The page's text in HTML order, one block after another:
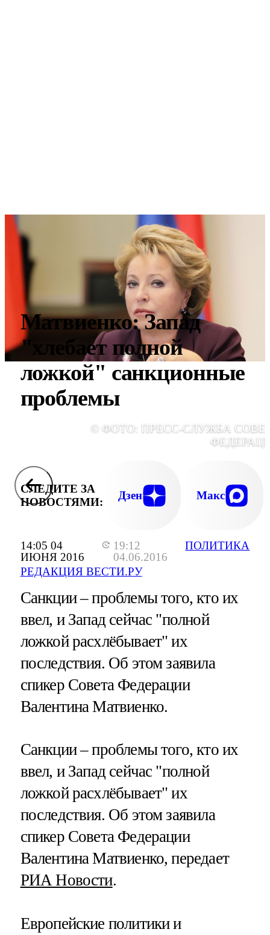
14:05 04
ИЮНЯ 2016
19:12
04.06.2016
РЕДАКЦИЯ ВЕСТИ.РУ
ПОЛИТИКА
Матвиенко: Запад
"хлебает полной
ложкой" санкционные
проблемы
© ФОТО: ПРЕСС-СЛУЖБА
СЛЕДИТЕ ЗА
НОВОСТЯМИ:
Дзен Макс
Санкции – проблемы того, кто их
ввел, и Запад сейчас "полной
ложкой расхлёбывает" их
последствия. Об этом заявила
спикер Совета Федерации
Валентина Матвиенко.
Санкции – проблемы того, кто их
ввел, и Запад сейчас "полной
ложкой расхлёбывает" их
последствия. Об этом заявила
спикер Совета Федерации
Валентина Матвиенко, передает
РИА Новости.
Европейские политики и